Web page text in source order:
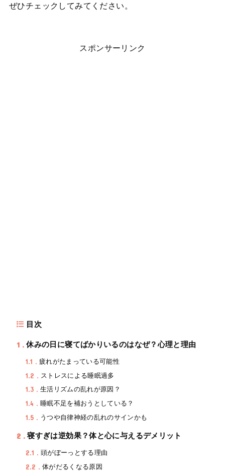
ぜひチェックしてみてください。
スポンサーリンク
目次
1 休みの日に寝てばかりいるのはなぜ？心理と理由
1.1 疲れがたまっている可能性
1.2 ストレスによる睡眠過多
1.3 生活リズムの乱れが原因？
1.4 睡眠不足を補おうとしている？
1.5 うつや自律神経の乱れのサインかも
2 寝すぎは逆効果？体と心に与えるデメリット
2.1 頭がぼーっとする理由
2.2 体がだるくなる原因